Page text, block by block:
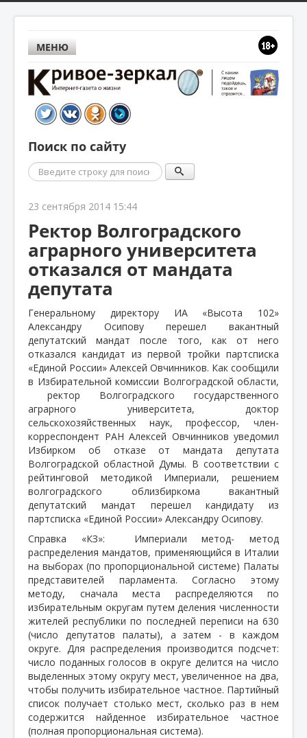
МЕНЮ
Поиск по сайту
Поиск
23 сентября 2014 15:44
Ректор Волгоградского
аграрного университета
отказался от мандата
депутата
Генеральному директору ИА «Высота 102»
Александру Осипову перешел вакантный
депутатский мандат после того, как от него
отказался кандидат из первой тройки партсписка
«Единой России» Алексей Овчинников. Как сообщили
в Избирательной комиссии Волгоградской области,
ректор Волгоградского государственного
аграрного университета, доктор
сельскохозяйственных наук, профессор, член-
корреспондент РАН Алексей Овчинников уведомил
Избирком об отказе от мандата депутата
Волгоградской областной Думы. В соответствии с
рейтинговой методикой Империали, решением
волгоградского облизбиркома вакантный
депутатский мандат перешел кандидату из
партсписка «Единой России» Александру Осипову.
Справка «КЗ»:
Империали метод- метод
распределения мандатов, применяющийся в Италии
на выборах (по пропорциональной системе) Палаты
представителей парламента. Согласно этому
методу, сначала места распределяются по
избирательным округам путем деления численности
жителей республики по последней переписи на 630
(число депутатов палаты), а затем - в каждом
округе. Для распределения производится подсчет:
число поданных голосов в округе делится на число
выделенных этому округу мест, увеличенное на два,
чтобы получить избирательное частное. Партийный
список получает столько мест, сколько раз в нем
содержится найденное избирательное частное
(полная пропорциональная система).